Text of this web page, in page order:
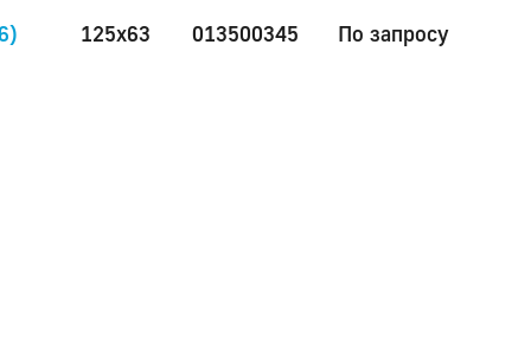
125x63 013500345 По запросу